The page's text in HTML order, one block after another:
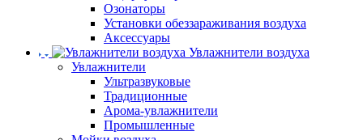
Озонаторы
Установки обеззараживания воздуха
Аксессуары
Увлажнители воздуха
Увлажнители
Ультразвуковые
Традиционные
Арома-увлажнители
Промышленные